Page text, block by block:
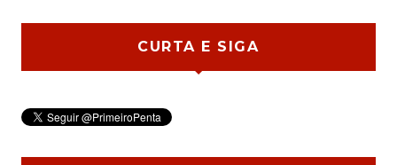
CURTA E SIGA